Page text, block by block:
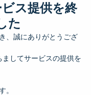
ビス提供を終
た
、誠にありがとうござ
してサービスの提供を
。